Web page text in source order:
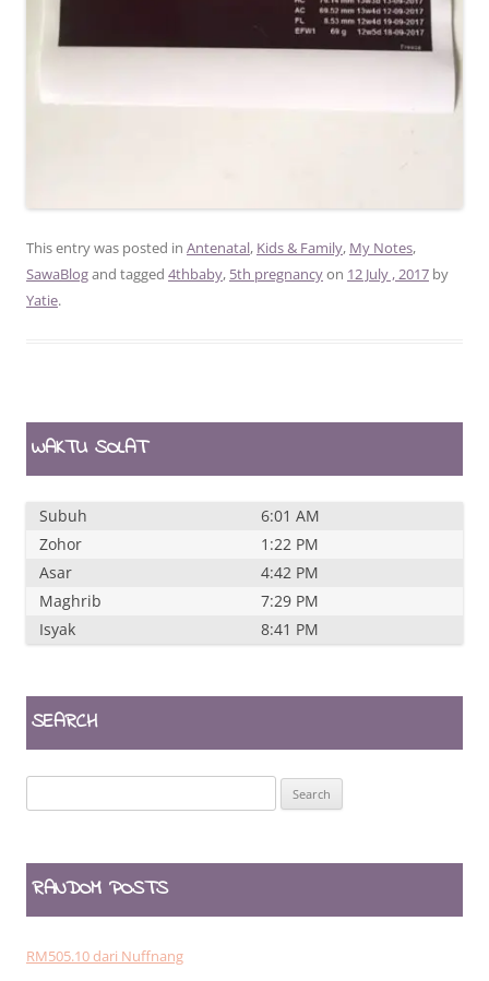
This entry was posted in Antenatal, Kids & Family, My Notes,
SawaBlogand tagged 4thbaby, 5th pregnancyon 12 July , 2017 by
Yatie.
WAKTU SOLAT
Subuh
6:01 AM
Zohor
1:22 PM
Asar
4:42 PM
Maghrib
7:29 PM
Isyak
8:41 PM
SEARCH
for:
RANDOM POSTS
RM505.10 dari Nuffnang